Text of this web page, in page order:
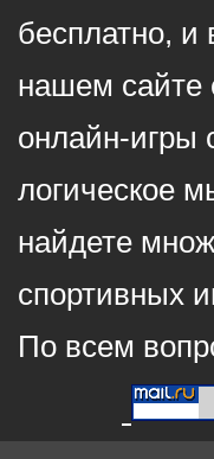
бесплатно,
нашем сайте
онлайн-игры
логическое
найдете
спортивных
По всем